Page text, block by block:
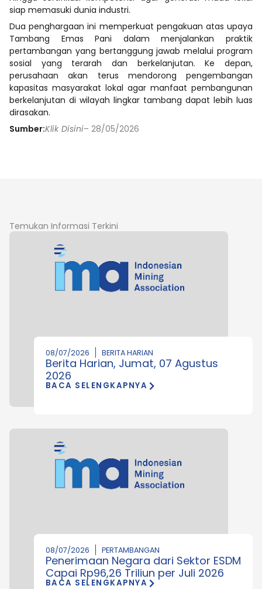
siap memasuki dunia industri.
Dua penghargaan ini memperkuat pengakuan atas upaya
Tambang Emas Pani dalam menjalankan praktik
pertambangan yang bertanggung jawab melalui program
sosial yang terarah dan berkelanjutan. Ke depan,
perusahaan akan terus mendorong pengembangan
kapasitas masyarakat lokal agar manfaat pembangunan
berkelanjutan di wilayah lingkar tambang dapat lebih luas
dirasakan.
Sumber:Klik Disini– 28/05/2026
Temukan Informasi Terkini
08/07/2026 BERITA HARIAN
Berita Harian, Jumat, 07 Agustus
2026
BACA SELENGKAPNYA
08/07/2026 PERTAMBANGAN
Penerimaan Negara dari Sektor ESDM
Capai Rp96,26 Triliun per Juli 2026
BACA SELENGKAPNYA